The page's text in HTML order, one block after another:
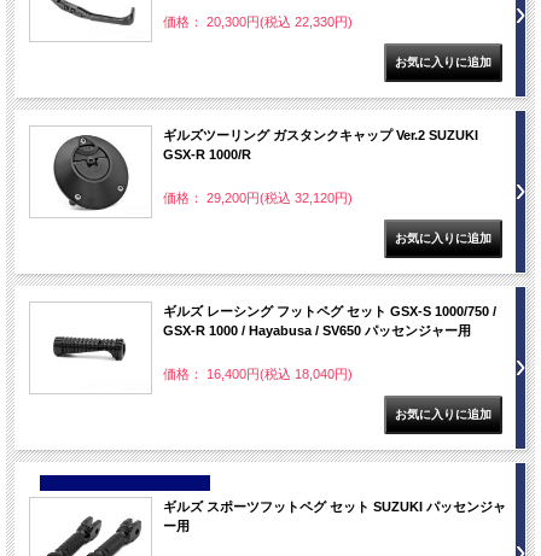
価格： 20,300円(税込 22,330円)
ギルズツーリング ガスタンクキャップ Ver.2 SUZUKI
GSX-R 1000/R
価格： 29,200円(税込 32,120円)
ギルズ レーシング フットペグ セット GSX-S 1000/750 /
GSX-R 1000 / Hayabusa / SV650 パッセンジャー用
価格： 16,400円(税込 18,040円)
ギルズ スポーツフットペグ セット SUZUKI パッセンジャ
ー用